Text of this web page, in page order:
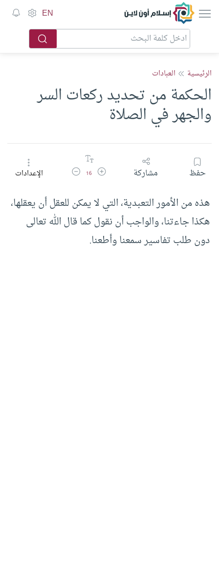
إسلام أون لاين EN
الرئيسية العبادات
الحكمة من تحديد ركعات السر
والجهر في الصلاة
حفظ مشاركة زيادة حجم الخط
16 تقليل حجم الخطالإعدادات
هذه من الأمور التعبدية، التي لا يمكن للعقل أن يعقلها،
هكذا جاءتنا، والواجب أن نقول كما قال الله تعالى
دون طلب تفاسير سمعنا وأطعنا.